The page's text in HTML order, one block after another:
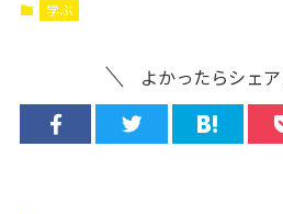
学ぶ
よかったらシェア